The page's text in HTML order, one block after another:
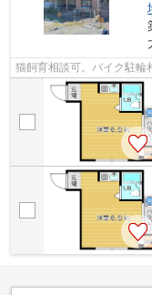
猫飼育相談可。バイク駐輪